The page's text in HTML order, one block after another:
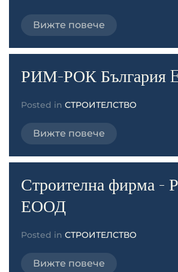
Вижте повече
РИМ-РОК България
Posted in СТРОИТЕЛСТВО
Вижте повече
Строителна фирма -
ЕООД
Posted in СТРОИТЕЛСТВО
Вижте повече